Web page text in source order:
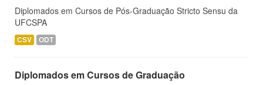
Diplomados em Cursos de Pós-Graduação Stricto Sensu da
UFCSPA
CSV ODT
Diplomados em Cursos de Graduação